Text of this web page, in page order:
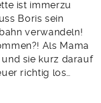
ist immerzu
Boris sein
verwandeln!
Als Mama
sie kurz darauf
richtig los…